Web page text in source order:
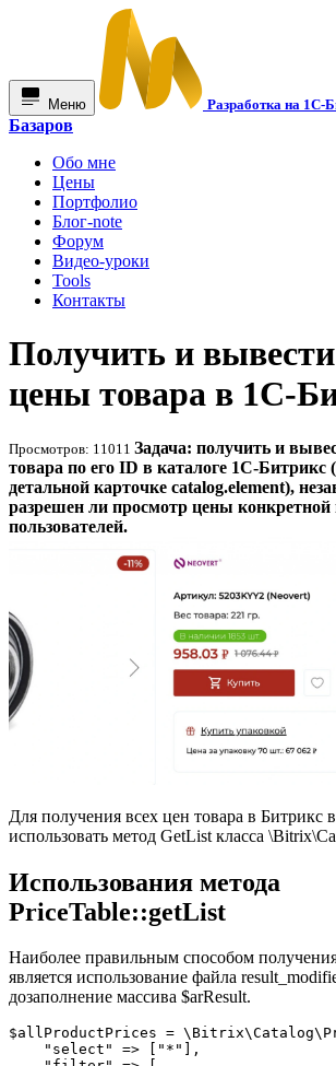
Меню Разработка на 1С-
Базаров
Обо мне
Цены
Портфолио
Блог-note
Форум
Видео-уроки
Tools
Контакты
Получить и вывести
цены товара в 1С-
Просмотров: 11011 Задача: получить и
товара по его ID в каталоге 1С-Битрикс
детальной карточке catalog.element),
разрешен ли просмотр цены конкретной
пользователей.
Для получения всех цен товара в Битрикс
использовать метод GetList класса
Использования метода
PriceTable::getList
Наиболее правильным способом
является использование файла
дозаполнение массива $arResult.
$allProductPrices =
    "select" => ["*"],